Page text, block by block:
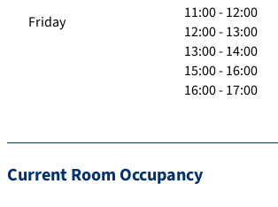
Friday
11:00 - 12:00
12:00 - 13:00
13:00 - 14:00
15:00 - 16:00
16:00 - 17:00
Current Room Occupancy